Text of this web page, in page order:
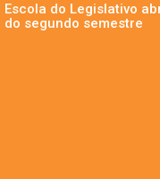
Escola do Legislativo
do segundo semestre